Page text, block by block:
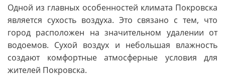
Одной из главных особенностей климата Покровска
является сухость воздуха. Это связано с тем, что
город расположен на значительном удалении от
водоемов. Сухой воздух и небольшая влажность
создают комфортные атмосферные условия для
жителей Покровска.